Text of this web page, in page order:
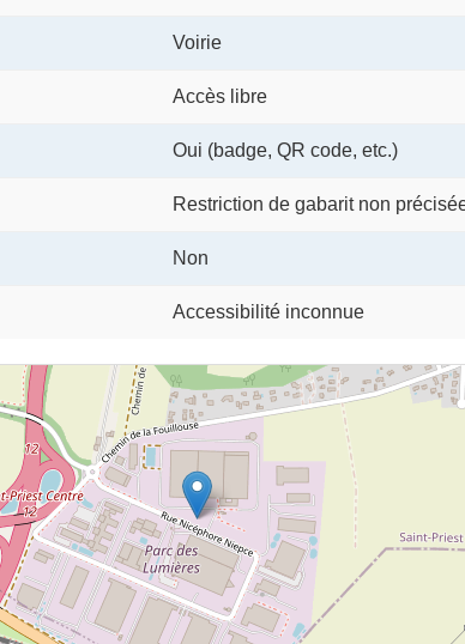
Voirie
Accès libre
Oui (badge, QR code, etc.)
Restriction de gabarit non
Non
Accessibilité inconnue